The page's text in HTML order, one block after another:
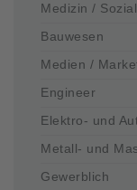
Medizin /
Bauwesen
Medien /
Engineer
Elektro- und
Metall- und
Gewerblich